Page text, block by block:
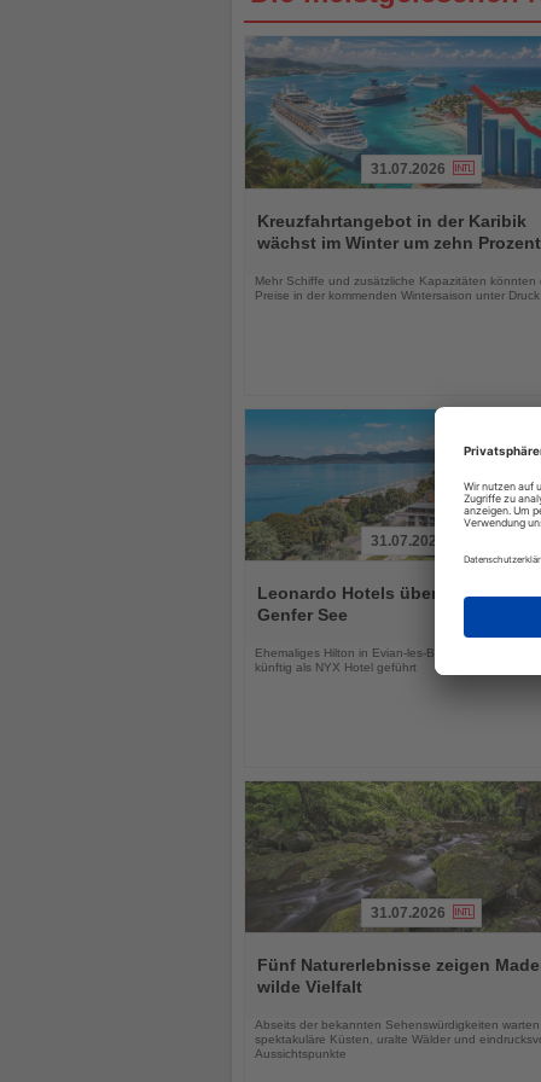
Sie
die
31.07.2026
Kreuzfahrtangebot in der Karibik
wächst im Winter um zehn Prozent
Mehr Schiffe und zusätzliche Kapazitäten könnten
Preise in der kommenden Wintersaison unter
Sie
die
31.07.2026
Leonardo Hotels übernimmt Hotel
Genfer See
Ehemaliges Hilton in Evian-les-Bains wird
künftig als NYX Hotel geführt
Sie
die
31.07.2026
Fünf Naturerlebnisse zeigen
wilde Vielfalt
Abseits der bekannten Sehenswürdigkeiten warten
spektakuläre Küsten, uralte Wälder und
Aussichtspunkte